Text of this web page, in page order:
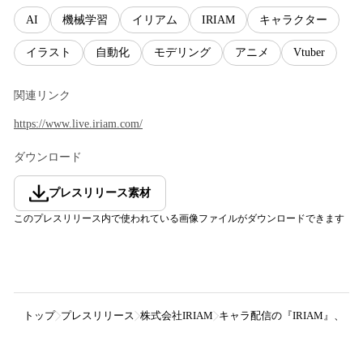
AI 機械学習 イリアム IRIAM キャラクター
イラスト 自動化 モデリング アニメ Vtuber
関連リンク
https://www.live.iriam.com/
ダウンロード
プレスリリース素材
このプレスリリース内で使われている画像ファイルがダウンロードできます
トップ プレスリリース 株式会社IRIAM キャラ配信の『IRIAM』、